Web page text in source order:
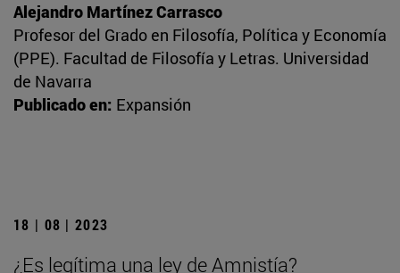
Alejandro Martínez Carrasco
Profesor del Grado en Filosofía, Política y Economía
(PPE). Facultad de Filosofía y Letras. Universidad
de Navarra
Publicado en: Expansión
18 | 08 | 2023
¿Es legítima una ley de Amnistía?